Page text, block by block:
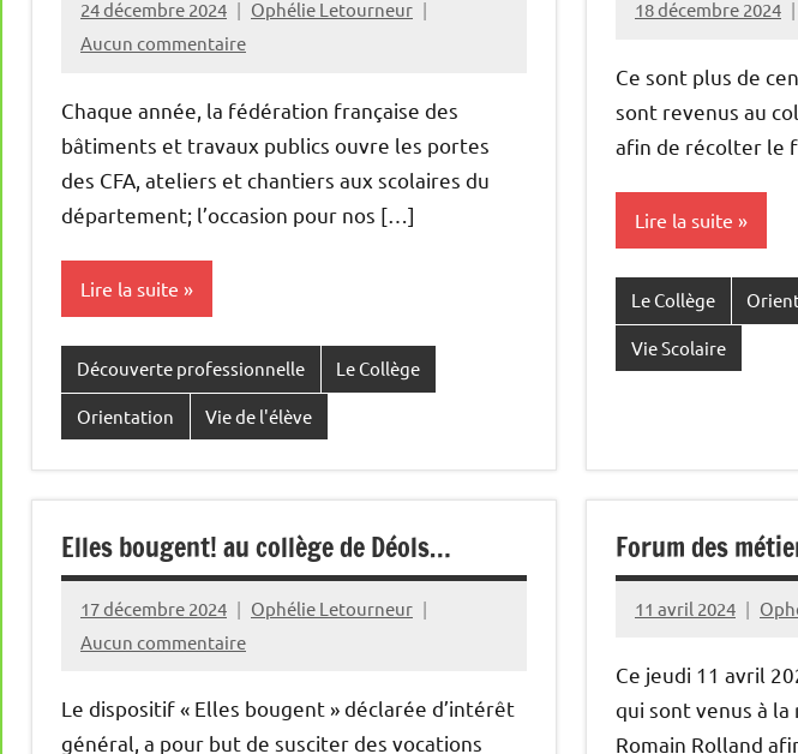
24 décembre 2024
Ophélie Letourneur
Aucun commentaire
Chaque année, la fédération française des
bâtiments et travaux publics ouvre les portes
des CFA, ateliers et chantiers aux scolaires du
département; l’occasion pour nos […]
Lire la suite
Découverte professionnelle Le Collège
Orientation Vie de l'élève
18 décembre 2024
Ce sont plus de
sont revenus au
afin de récolter le
Lire la suite
Le Collège
Vie Scolaire
Elles bougent! au collège de Déols…
17 décembre 2024
Ophélie Letourneur
Aucun commentaire
Le dispositif « Elles bougent » déclarée d’intérêt
général, a pour but de susciter des vocations
Forum des
11 avril 2024
Ce jeudi 11 avril
qui sont venus à
Romain Rolland